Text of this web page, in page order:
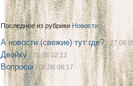
Последнее из рубрикиНовости
А новости (свежие) тут где?| 27.08
Двойку| 21.08 22:12
Вопросы| 08.08 08:17